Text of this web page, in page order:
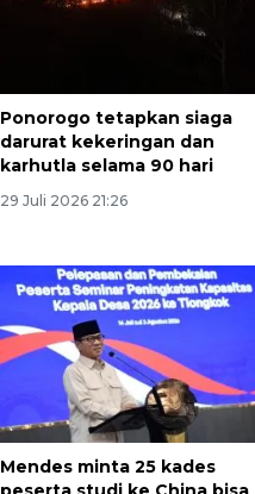
Ponorogo tetapkan siaga
darurat kekeringan dan
karhutla selama 90 hari
29 Juli 2026 21:26
Mendes minta 25 kades